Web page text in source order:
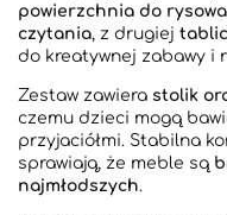
powierzchnia do
czytania, z drugiej
do kreatywnej zabawy i
Zestaw zawiera stolik
czemu dzieci mogą
przyjaciółmi. Stabilna
sprawiają, że meble są
najmłodszych.